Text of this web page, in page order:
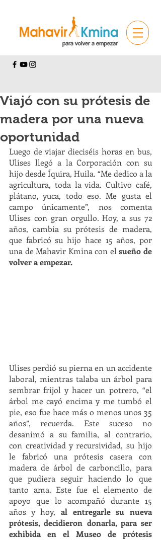
Viajó con su prótesis de
madera por una nueva
oportunidad
Luego de viajar dieciséis horas en bus,
Ulises llegó a la Corporación con su
hijo desde Íquira, Huila. “Me dedico a la
agricultura, toda la vida. Cultivo café,
plátano, yuca, todo eso. Me gusta el
campo únicamente”, nos comenta
Ulises con gran orgullo. Hoy, a sus 72
años, cambia su prótesis de madera,
que fabricó su hijo hace 15 años, por
una de Mahavir Kmina con el sueño de
volver a empezar.
Ulises perdió su pierna en un accidente
laboral, mientras talaba un árbol para
sembrar frijol y hacer un potrero, “el
árbol me cayó encima y me tumbó el
pie, eso fue hace más o menos unos 35
años”, recuerda. Este suceso no
desanimó a su familia, al contrario,
con creatividad y recursividad, su hijo
le fabricó una prótesis casera con
madera de árbol de carboncillo, para
que pudiera seguir haciendo lo que
tanto ama. Este fue el elemento de
apoyo que lo acompañó durante 15
años y hoy, al entregarle su nueva
prótesis, decidieron donarla, para ser
exhibida en el Museo de prótesis